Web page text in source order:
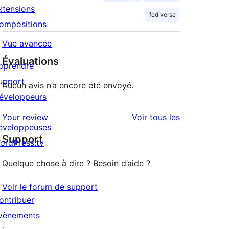
fediverse
Vue avancée
Évaluations
Aucun avis n’a encore été envoyé.
Your review Voir tous lesavis
Support
Quelque chose à dire ? Besoin d’aide ?
Voir le forum de support